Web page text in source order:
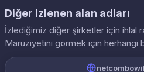
Diğer izlenen alan adları
İzlediğimiz diğer şirketler için ihlal
Maruziyetini görmek için herhangi